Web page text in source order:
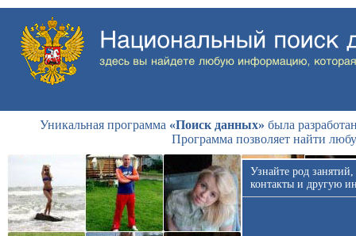
Уникальная программа «Поиск данных» была
Программа позволяет найти
Узнайте род
контакты и другую